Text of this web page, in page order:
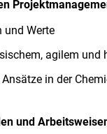
und Werte
agilem
in der
und